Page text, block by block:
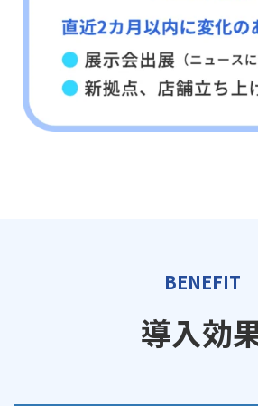
BENEFIT
導入効